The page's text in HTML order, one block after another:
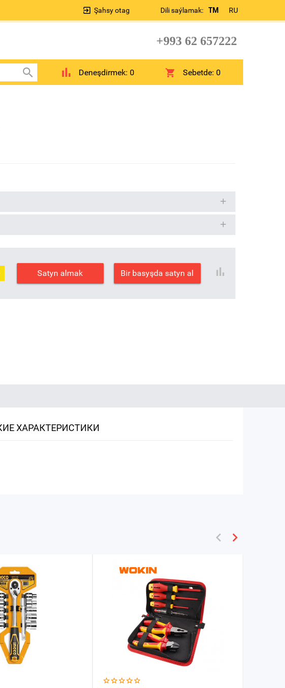
Dili saýlamak: TM RU
Şahsy otag
+993 62 657222
Deneşdirmek: 0 Sebetde:0
Satyn almak Bir basyşda satyn al
ХАРАКТЕРИСТИКИ